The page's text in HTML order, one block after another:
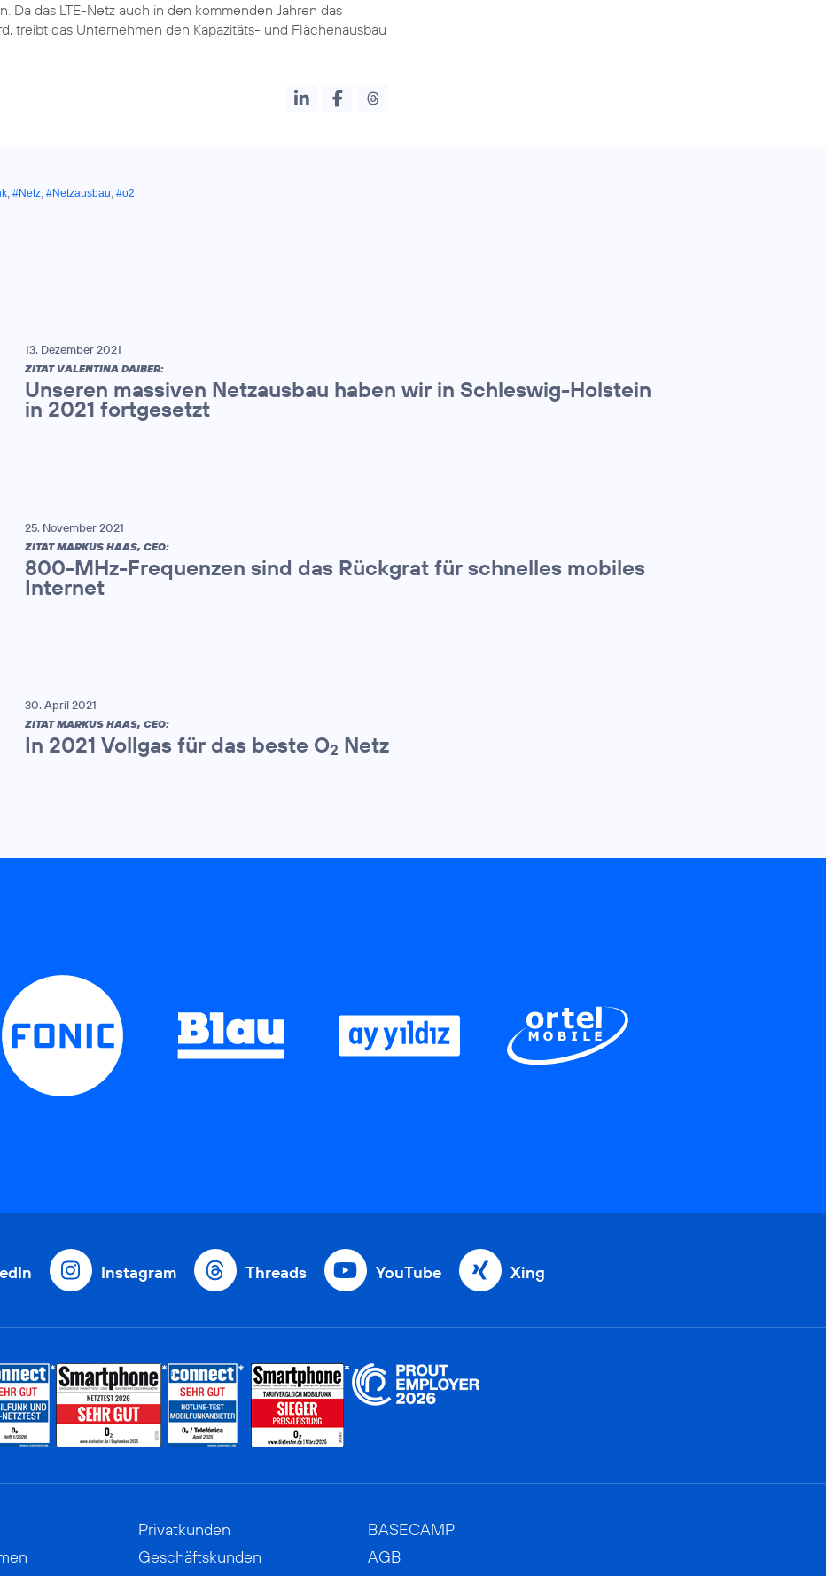
Da das LTE-Netz auch in den kommenden Jahren das
treibt das Unternehmen den Kapazitäts- und Flächenausbau
, #Netz, #Netzausbau, #o2
13. Dezember 2021
ZITAT VALENTINA DAIBER:
Unseren massiven Netzausbau haben wir in Schleswig-Holstein
in 2021 fortgesetzt
25. November 2021
ZITAT MARKUS HAAS, CEO:
800-MHz-Frequenzen sind das Rückgrat für schnelles mobiles
Internet
30. April 2021
ZITAT MARKUS HAAS, CEO:
In 2021 Vollgas für das beste O2 Netz
Instagram Threads YouTube Xing
Privatkunden
Geschäftskunden
BASECAMP
AGB